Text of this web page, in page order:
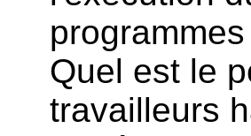
Quel est le
travailleurs